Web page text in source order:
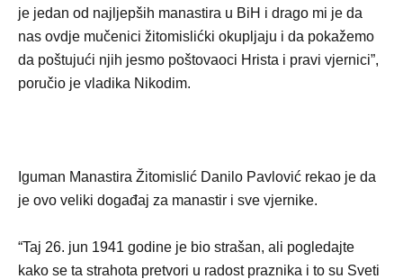
je jedan od najljepših manastira u BiH i drago mi je da
nas ovdje mučenici žitomislićki okupljaju i da pokažemo
da poštujući njih jesmo poštovaoci Hrista i pravi vjernici”,
poručio je vladika Nikodim.
Iguman Manastira Žitomislić Danilo Pavlović rekao je da
je ovo veliki događaj za manastir i sve vjernike.
“Taj 26. jun 1941 godine je bio strašan, ali pogledajte
kako se ta strahota pretvori u radost praznika i to su Sveti